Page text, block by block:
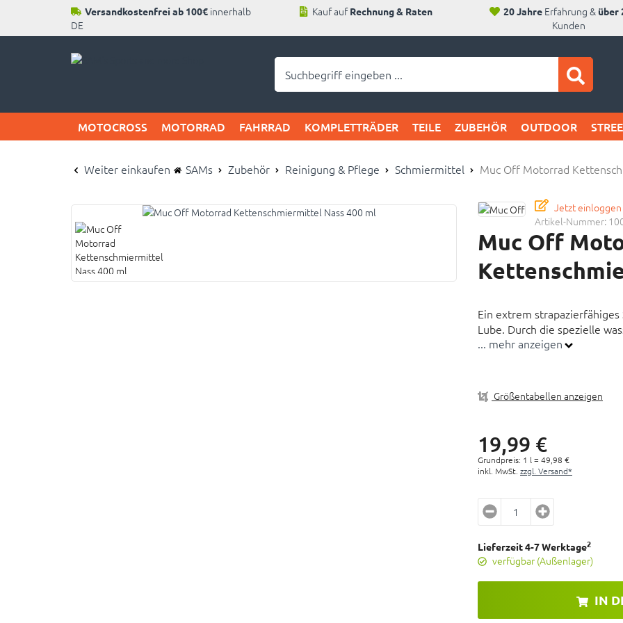
Versandkostenfrei ab 100€ innerhalb
DE
Kauf aufRechnung & Raten 20 JahreErfahrung & über
Kunden
MOTOCROSS MOTORRAD FAHRRAD KOMPLETTRÄDER TEILE ZUBEHÖR OUTDOOR
Weiter einkaufen SAMs Zubehör Reinigung & Pflege Schmiermittel Muc Off Motorrad
Jetzt
Artikel-Nummer:
Muc Off
Ein extrem
Lube. Durch die spezielle
Schmiereffekt trotz Wasser
Geeignet für Standard, O,
Reduziert Reibung für
Enthält UV Farbstoff
... mehr anzeigen
Größentabellen anzeigen
19,99 €
Grundpreis: 1 l = 49, 98 €
inkl. MwSt. zzgl. Versand*
Lieferzeit 4-7 Werktage2
verfügbar (Außenlager)
IN